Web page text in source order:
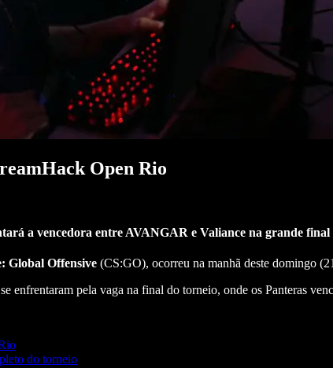
Open Rio
a vencedora entre AVANGAR e Valiance na grande final
Global Offensive (CS:GO), ocorreu na manhã deste domingo
se enfrentaram pela vaga na final do torneio, onde os Panteras
do torneio